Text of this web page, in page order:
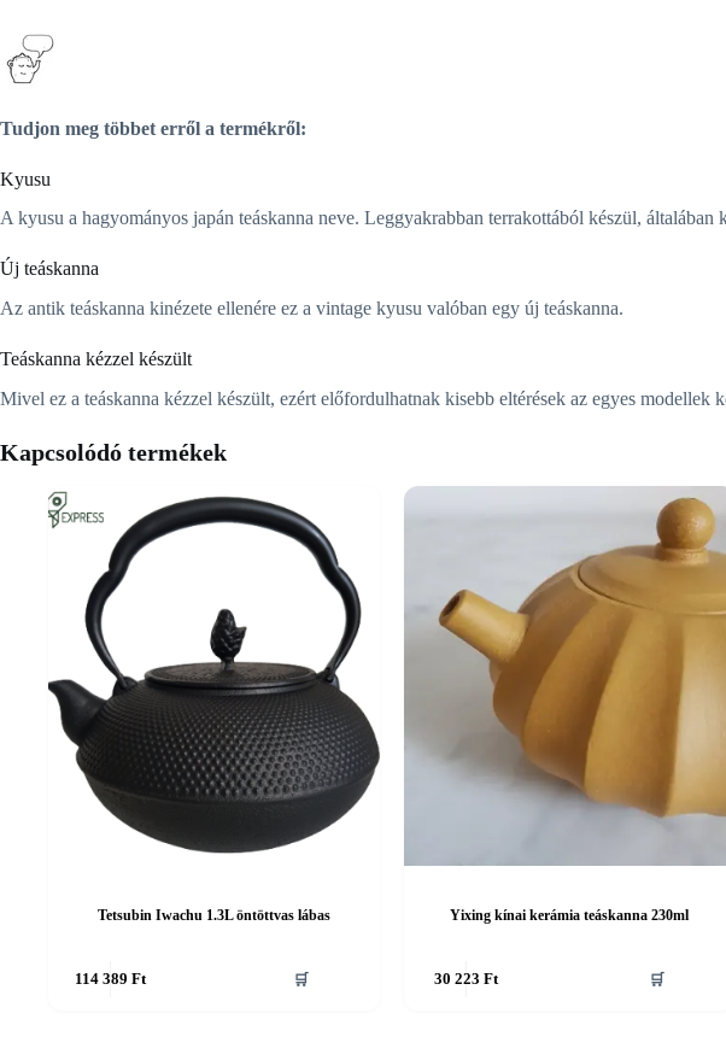
Tudjon meg többet erről a termékről:
Kyusu
A kyusu a hagyományos japán teáskanna neve. Leggyakrabban terrakottából készül,
Új teáskanna
Az antik teáskanna kinézete ellenére ez a vintage kyusu valóban egy új teáskanna.
Teáskanna kézzel készült
Mivel ez a teáskanna kézzel készült, ezért előfordulhatnak kisebb eltérések az egyes modellek
Kapcsolódó termékek
Tetsubin Iwachu 1.3L öntöttvas lábas
114 389Ft 🛒
Yixing kínai kerámia teáskanna 230ml
30 223Ft 🛒